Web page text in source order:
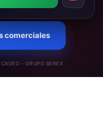
comerciales
- GRUPO SEREX